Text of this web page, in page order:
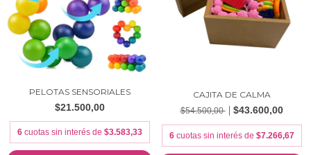
PELOTAS SENSORIALES
$21.500,00
6 cuotas sin interés de $3.583,33
CAJITA DE CALMA
$54.500,00 $43.600,00
6 cuotas sin interés de $7.266,67